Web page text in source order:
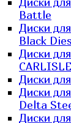
Battle
Диски
Black
Диски
Диски
Диски
Delta
Диски